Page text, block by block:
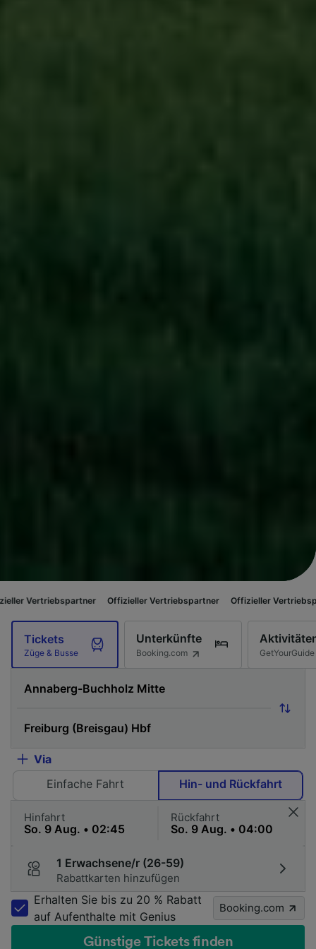
Offizieller Vertriebspartner Offizieller Vertriebspartner
Tickets
Züge & Busse
Unterkünfte
Booking.com GetYourGuide
Via
Einfache Fahrt
Hin- und Rückfahrt
Hinfahrt Rückfahrt
1 Erwachsene/r (26-59)
Rabattkarten hinzufügen
Erhalten Sie bis zu 20 % Rabatt
auf Aufenthalte mit Genius
Booking.com
Günstige Tickets finden